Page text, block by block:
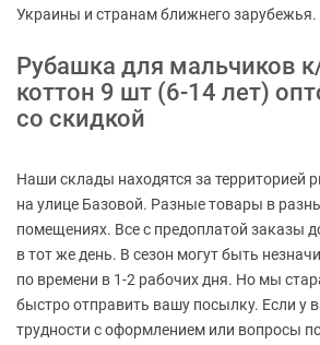
Украины и странам ближнего зарубежья.
Рубашка для мальчиков
коттон 9 шт (6-14 лет)
со скидкой
Наши склады находятся за территорией
на улице Базовой. Разные товары в
помещениях. Все с предоплатой заказы
в тот же день. В сезон могут быть
по времени в 1-2 рабочих дня. Но мы
быстро отправить вашу посылку. Если у
трудности с оформлением или вопросы